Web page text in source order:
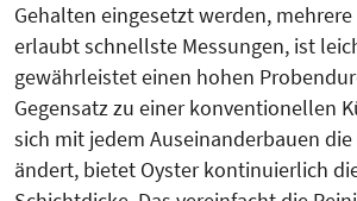
Gehalten eingesetzt werden,
erlaubt schnellste Messungen, ist
gewährleistet einen hohen
Gegensatz zu einer konventionellen
sich mit jedem Auseinanderbauen
ändert, bietet Oyster kontinuierlich